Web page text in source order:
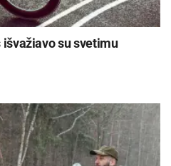
13 d.
pr., iš buto pavogti
turtinė žala siekia apie
su svetimu